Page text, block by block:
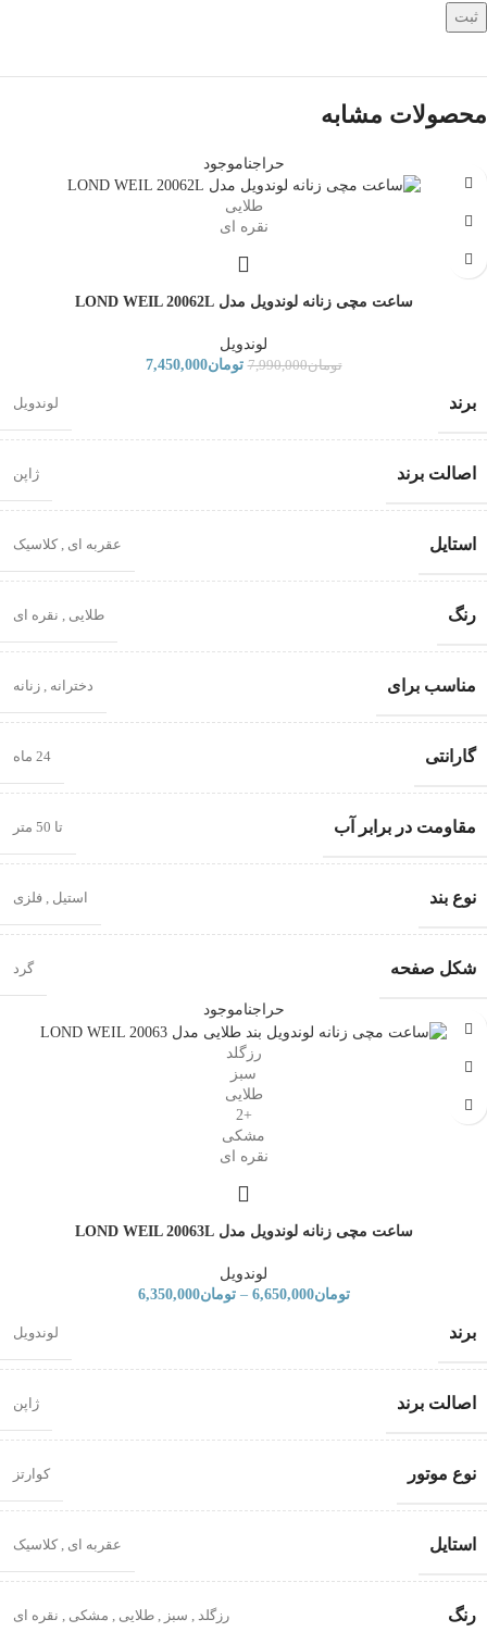
محصولات مشابه
حراجناموجود
طلایی
نقره ای
ساعت مچی زنانه لوندویل مدل LOND WEIL 20062L
لوندویل
تومان7,990,000 تومان7,450,000
برند لوندویل
اصالت برند ژاپن
استایل عقربه ای , کلاسیک
رنگ طلایی , نقره ای
مناسب برای دخترانه , زنانه
گارانتی 24 ماه
مقاومت در برابر آب تا 50 متر
نوع بند استیل , فلزی
شکل صفحه گرد
حراجناموجود
رزگلد
سبز
طلایی
+2
مشکی
نقره ای
ساعت مچی زنانه لوندویل مدل LOND WEIL 20063L
لوندویل
تومان6,650,000
– تومان6,350,000
برند لوندویل
اصالت برند ژاپن
نوع موتور کوارتز
استایل عقربه ای کلاسیک
رنگ رزگلد سبز طلایی مشکی نقره ای